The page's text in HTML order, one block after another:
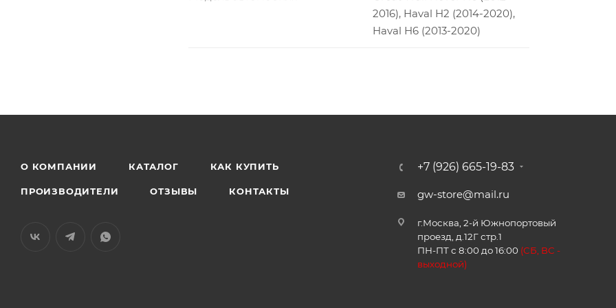
2016), Haval H2 (2014-2020),
Haval H6 (2013-2020)
О КОМПАНИИ КАТАЛОГ КАК КУПИТЬ
ПРОИЗВОДИТЕЛИ ОТЗЫВЫ КОНТАКТЫ
+7 (926) 665-19-83
gw-store@mail.ru
г.Москва, 2-й Южнопортовый
проезд, д.12Г стр.1
ПН-ПТ с 8:00 до 16:00 (СБ, ВС -
выходной)